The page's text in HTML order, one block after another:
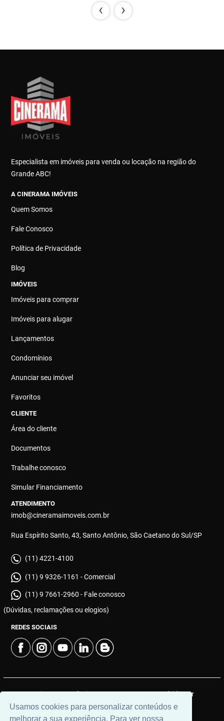
Usamos cookies para personalizar conteúdos e
melhorar a sua experiência. Para ver nossa
‹ ›
Especialista em imóveis para venda ou locação na região do
Grande ABC!
A CINERAMA IMÓVEIS
Quem Somos
Fale Conosco
Política de Privacidade
Blog
IMÓVEIS
Imóveis para comprar
Imóveis para alugar
Lançamentos
Condomínios
Anunciar seu imóvel
Favoritos
CLIENTE
Área do cliente
Documentos
Trabalhe conosco
Simular Financiamento
ATENDIMENTO
imob@cineramaimoveis.com.br
Rua Espírito Santo, 43, Santo Antônio, São Caetano do Sul/SP
(11) 4221-4100
(11) 9 9326-1161 - Comercial
(11) 9 7661-2960 - Fale conosco
(Dúvidas, reclamações ou elogios)
REDES SOCIAIS
© 2026 | Cinerama Imóveis | CRECI: J-533 | Desenvolvido por
Universal Software.